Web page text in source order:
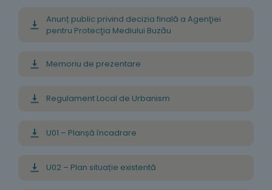
Anunț public privind decizia finală a Agenţiei
pentru Protecţia Mediului Buzău
Memoriu de prezentare
Regulament Local de Urbanism
U01 – Planșă încadrare
U02 – Plan situație existentă